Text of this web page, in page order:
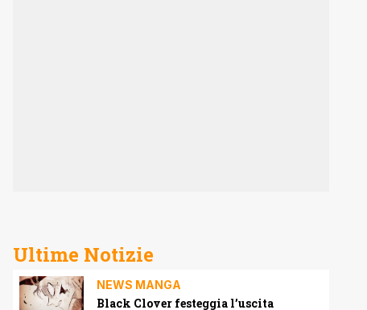
Ultime Notizie
NEWS MANGA
Black Clover festeggia l’uscita